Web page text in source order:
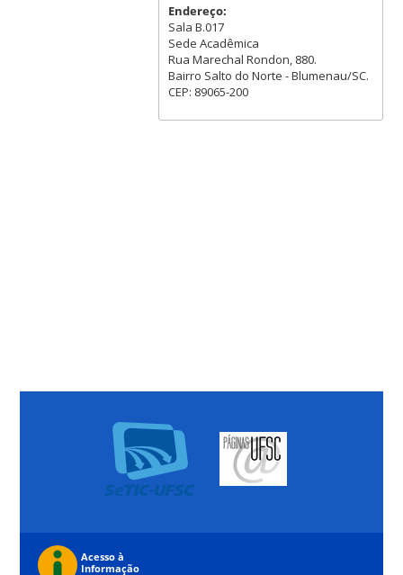
Endereço:
Sala B.017
Sede Acadêmica
Rua Marechal Rondon, 880.
Bairro Salto do Norte - Blumenau/SC.
CEP: 89065-200